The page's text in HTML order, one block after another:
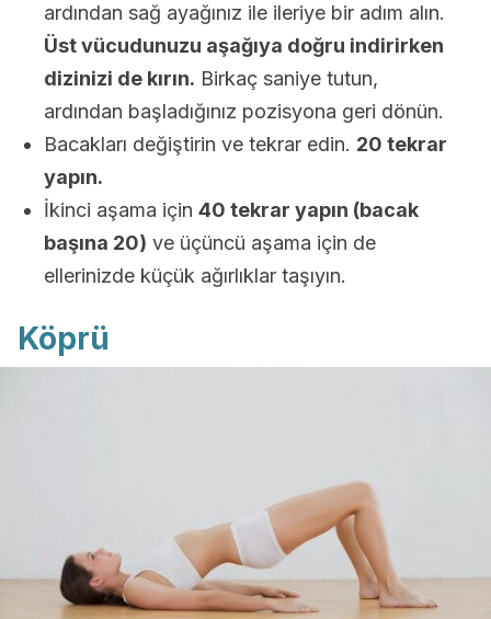
ardından sağ ayağınız ile ileriye bir adım alın.
Üst vücudunuzu aşağıya doğru indirirken
dizinizi de kırın. Birkaç saniye tutun,
ardından başladığınız pozisyona geri dönün.
Bacakları değiştirin ve tekrar edin. 20 tekrar
yapın.
İkinci aşama için 40 tekrar yapın (bacak
başına 20) ve üçüncü aşama için de
ellerinizde küçük ağırlıklar taşıyın.
Köprü